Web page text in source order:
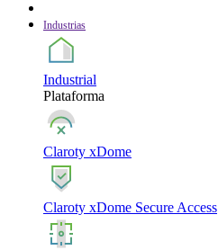
Industrias
Industrial
Plataforma
Claroty xDome
Claroty xDome Secure Access